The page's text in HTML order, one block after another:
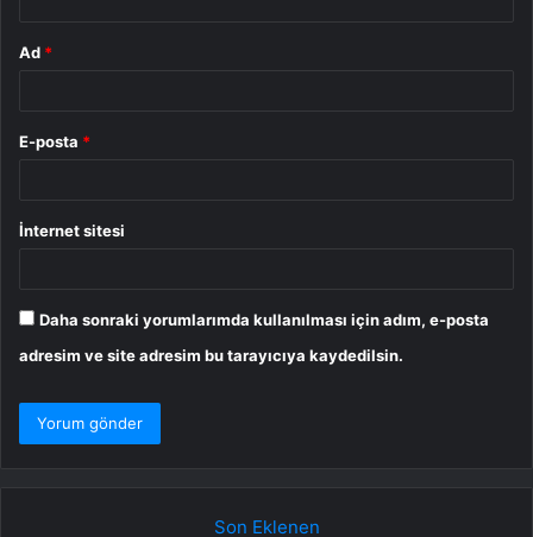
Ad *
E-posta *
İnternet sitesi
Daha sonraki yorumlarımda kullanılması için adım, e-posta
adresim ve site adresim bu tarayıcıya kaydedilsin.
Son Eklenen